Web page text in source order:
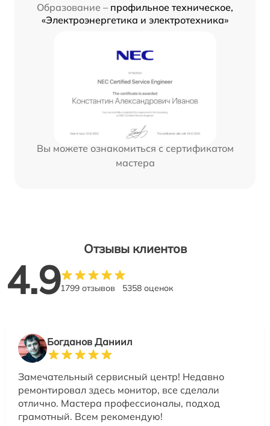
Образование – профильное техническое,
«Электроэнергетика и электротехника»
Вы можете ознакомиться с сертификатом
мастера
Отзывы клиентов
4.91799 отзывов 5358 оценок
Богданов Даниил
Замечательный сервисный центр! Недавно
ремонтировал здесь монитор, все сделали
отлично. Мастера профессионалы, подход
грамотный. Всем рекомендую!